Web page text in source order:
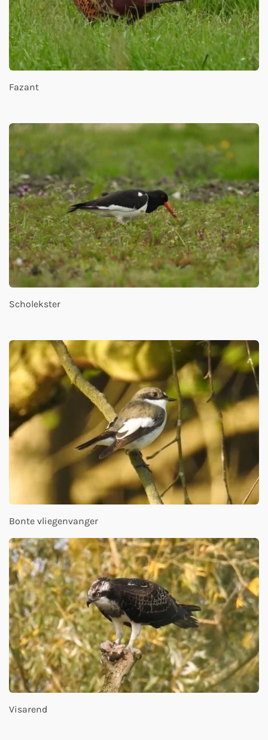
Fazant
Scholekster
Bonte vliegenvanger
Visarend